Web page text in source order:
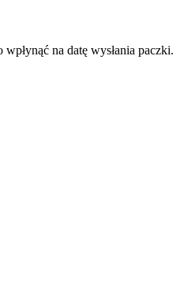
na datę wysłania paczki.